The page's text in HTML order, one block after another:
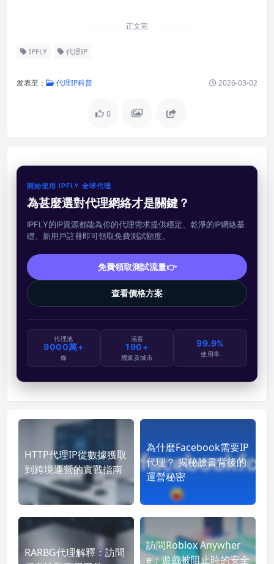
正文完
IPFLY 代理IP
发表至： 代理IP科普 2026-03-02
0
開始使用 IPFLY 全球代理
為甚麼選對代理網絡才是關鍵？
IPFLY的IP資源都能為你的代理需求提供穩定、乾淨的IP網絡基
礎。新用戶註冊即可領取免費測試額度。
免費領取測試流量👉
查看價格方案
代理池
9000萬+
條
涵蓋
190+
國家及城市
99.9%
使用率
HTTP代理IP從數據獲取
到跨境運營的實戰指南
為什麼Facebook需要IP
代理？ 揭秘臉書背後的
運營秘密
RARBG代理解釋：訪問
訪問Roblox Anywher
e：遊戲被阻止時的安全